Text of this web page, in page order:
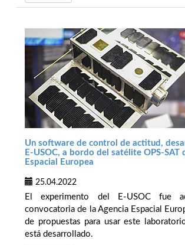
Un software de control de actitud,
E-USOC, a bordo del satélite OPS-SAT
Espacial Europea
25.04.2022
El experimento del E-USOC fue
convocatoria de la Agencia Espacial
de propuestas para usar este
está desarrollado.